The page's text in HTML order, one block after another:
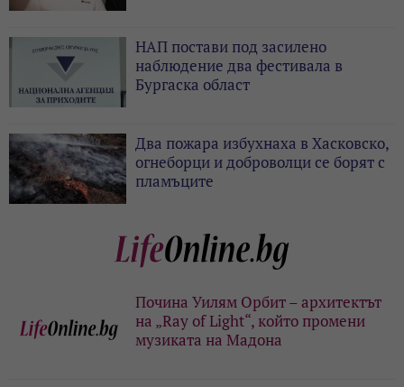
НАП постави под засилено
наблюдение два фестивала в
Бургаска област
Два пожара избухнаха в Хасковско,
огнеборци и доброволци се борят с
пламъците
Почина Уилям Орбит – архитектът
на „Ray of Light“, който промени
музиката на Мадона